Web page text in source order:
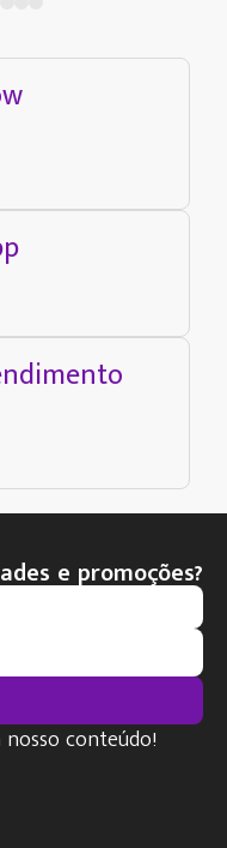
e promoções?
nosso conteúdo!